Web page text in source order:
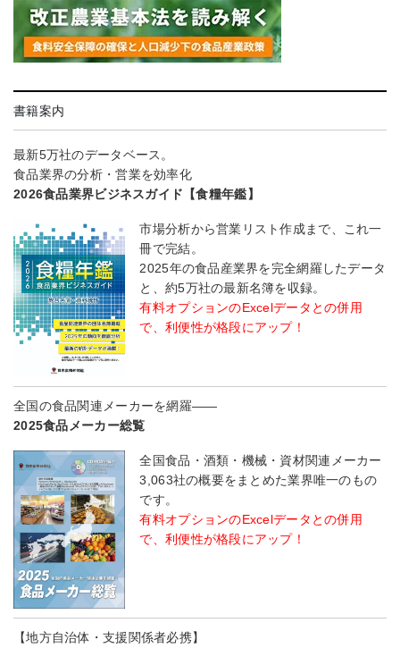
書籍案内
最新5万社のデータベース。
食品業界の分析・営業を効率化
2026食品業界ビジネスガイド【食糧年鑑】
市場分析から営業リスト作成まで、これ一
冊で完結。
2025年の食品産業界を完全網羅したデータ
と、約5万社の最新名簿を収録。
有料オプションのExcelデータとの併用
で、利便性が格段にアップ！
全国の食品関連メーカーを網羅――
2025食品メーカー総覧
全国食品・酒類・機械・資材関連メーカー
3,063社の概要をまとめた業界唯一のもの
です。
有料オプションのExcelデータとの併用
で、利便性が格段にアップ！
【地方自治体・支援関係者必携】